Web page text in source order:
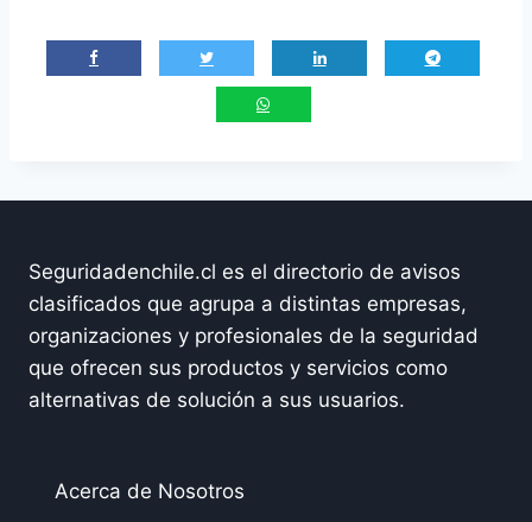
Seguridadenchile.cl es el directorio de avisos
clasificados que agrupa a distintas empresas,
organizaciones y profesionales de la seguridad
que ofrecen sus productos y servicios como
alternativas de solución a sus usuarios.
Acerca de Nosotros